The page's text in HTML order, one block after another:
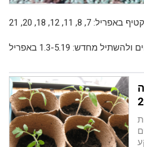
מחדש: 1.3-5.19 באפריל